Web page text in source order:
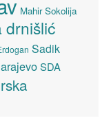
Mahir Sokolija
drnišlić
Sadik
SDA